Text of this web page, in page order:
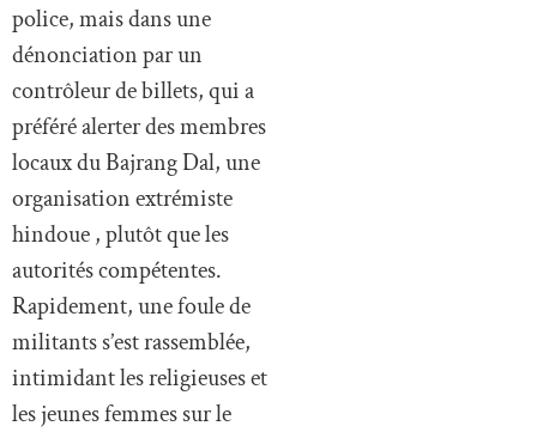
police, mais dans une
dénonciation par un
contrôleur de billets, qui a
préféré alerter des membres
locaux du Bajrang Dal, une
organisation extrémiste
hindoue , plutôt que les
autorités compétentes.
Rapidement, une foule de
militants s’est rassemblée,
intimidant les religieuses et
les jeunes femmes sur le